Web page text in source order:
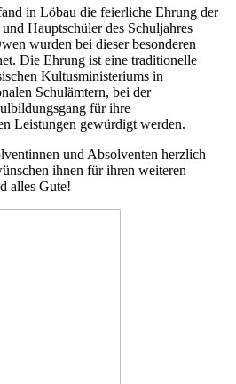
in Löbau die feierliche Ehrung der
Hauptschüler des Schuljahres
wurden bei dieser besonderen
Die Ehrung ist eine traditionelle
Kultusministeriums in
Schulämtern, bei der
für ihre
Leistungen gewürdigt werden.
und Absolventen herzlich
ihnen für ihren weiteren
alles Gute!